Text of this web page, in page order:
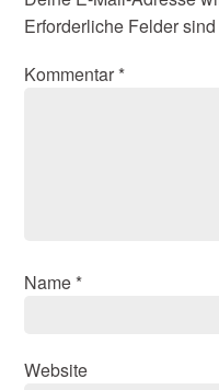
Erforderliche Felder
Kommentar *
Name *
Website